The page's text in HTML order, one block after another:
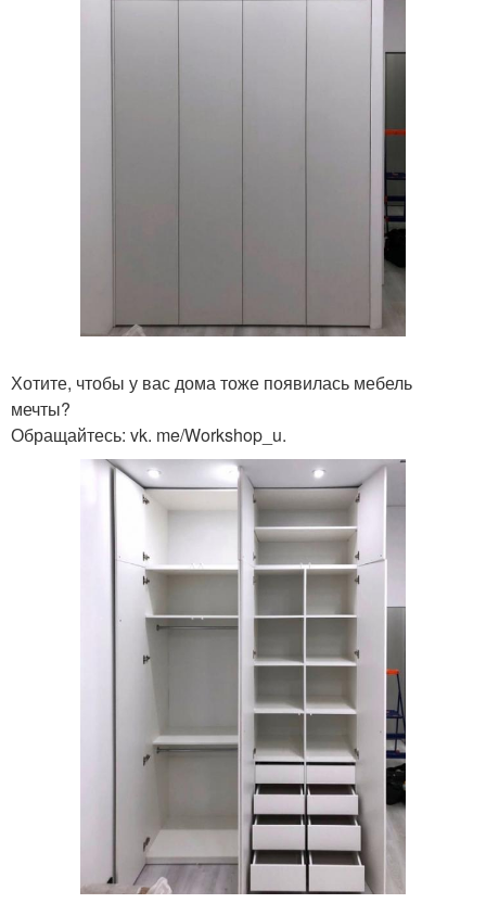
Хотите, чтобы у вас дома тоже появилась мебель
мечты?
Обращайтесь: vk. me/Workshop_u.